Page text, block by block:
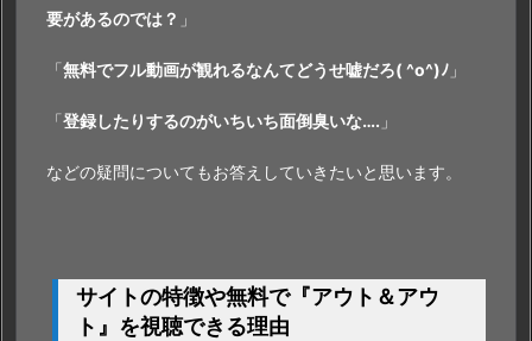
要があるのでは？ 」
「無料でフル動画が観れるなんてどうせ嘘だろ( ^o^)ﾉ 」
「登録したりするのがいちいち面倒臭いな…. 」
などの疑問についてもお答えしていきたいと思います。
サイトの特徴や無料で『アウト＆アウ
ト』を視聴できる理由